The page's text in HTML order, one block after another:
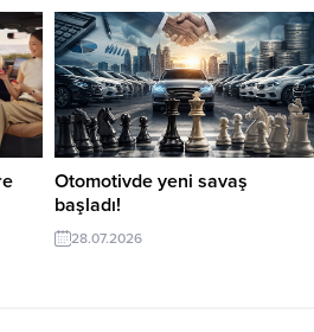
Otomotivde yeni savaş
başladı!
28.07.2026